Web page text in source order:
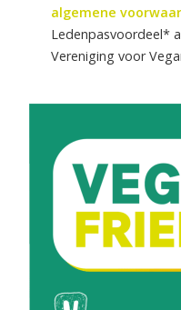
algemene
Ledenpasvoordeel*
Vereniging voor